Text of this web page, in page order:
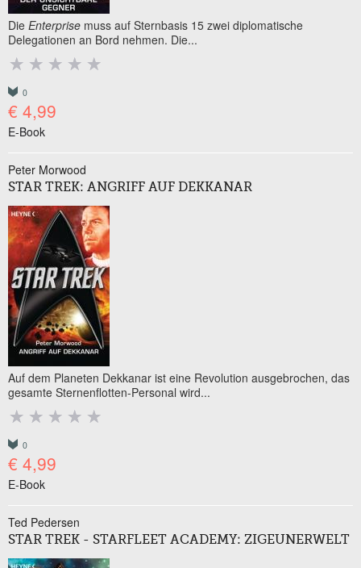
Die Enterprise muss auf Sternbasis 15 zwei diplomatische
Delegationen an Bord nehmen. Die...
0
€ 4,99
E-Book
Peter Morwood
STAR TREK: ANGRIFF AUF DEKKANAR
Auf dem Planeten Dekkanar ist eine Revolution ausgebrochen, das
gesamte Sternenflotten-Personal wird...
0
€ 4,99
E-Book
Ted Pedersen
STAR TREK - STARFLEET ACADEMY: ZIGEUNERWELT